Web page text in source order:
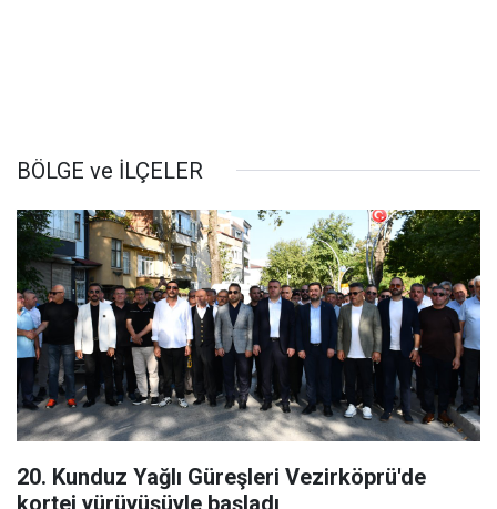
BÖLGE ve İLÇELER
20. Kunduz Yağlı Güreşleri Vezirköprü'de
kortej yürüyüşüyle başladı